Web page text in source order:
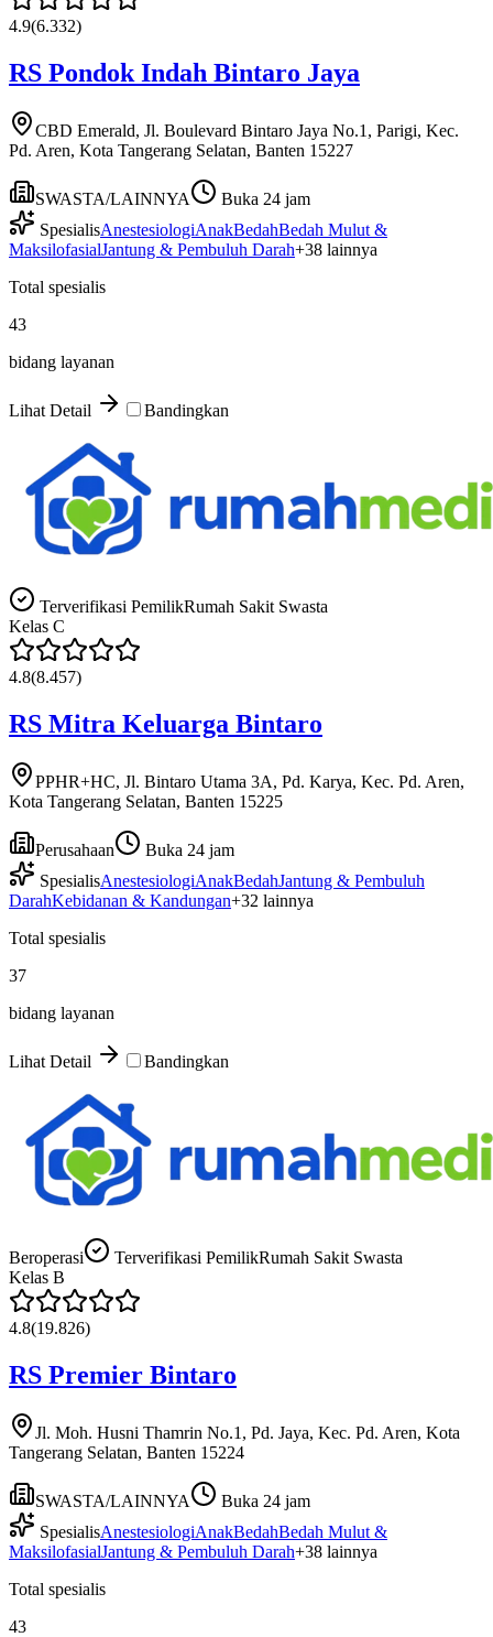
4.9(6.332)
RS Pondok Indah Bintaro Jaya
CBD Emerald, Jl. Boulevard Bintaro Jaya No.1, Parigi, Kec.
Pd. Aren, Kota Tangerang Selatan, Banten 15227
SWASTA/LAINNYA
Buka 24 jam
SpesialisAnestesiologiAnakBedahBedah Mulut &
MaksilofasialJantung & Pembuluh Darah+38 lainnya
Total spesialis
43
bidang layanan
Lihat Detail Bandingkan
Terverifikasi PemilikRumah Sakit Swasta
Kelas C
4.8(8.457)
RS Mitra Keluarga Bintaro
PPHR+HC, Jl. Bintaro Utama 3A, Pd. Karya, Kec. Pd. Aren,
Kota Tangerang Selatan, Banten 15225
Perusahaan
Buka 24 jam
SpesialisAnestesiologiAnakBedahJantung & Pembuluh
DarahKebidanan & Kandungan+32 lainnya
Total spesialis
37
bidang layanan
Lihat Detail Bandingkan
Beroperasi Terverifikasi PemilikRumah Sakit Swasta
Kelas B
4.8(19.826)
RS Premier Bintaro
Jl. Moh. Husni Thamrin No.1, Pd. Jaya, Kec. Pd. Aren, Kota
Tangerang Selatan, Banten 15224
SWASTA/LAINNYA
Buka 24 jam
SpesialisAnestesiologiAnakBedahBedah Mulut &
MaksilofasialJantung & Pembuluh Darah+38 lainnya
Total spesialis
43